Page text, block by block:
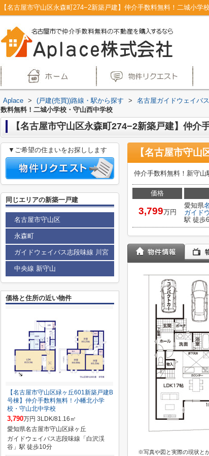
Aplace > (戸建(売買))路線・駅から探す > 名古屋ガイドウェイバ
数料無料！二城小学校・守山西中学校
【名古屋市守山区永森町274−2新築戸建】仲
仲介手数料無料！新守山
価格
3,799万円
愛知県
ガイド
駅 徒歩
※写真や図と実際の現状と
▼ご希望の住まいをお探しします
同じエリアの新築一戸建
名古屋市守山区
永森町
ガイドウェイバス志段味線 川宮
中央線 新守山
価格と住所の近い物件
【名古屋市守山区緑ヶ丘601新築戸建B
号棟】仲介手数料無料！小幡北小学
校・守山北中学校
3,790万円 3LDK/81.16㎡
愛知県名古屋市守山区緑ヶ丘
ガイドウェイバス志段味線「白沢渓
谷」駅 徒歩10分